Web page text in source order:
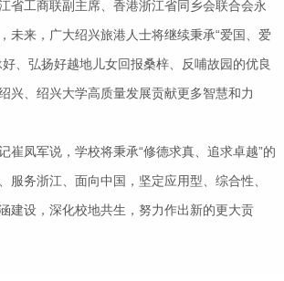
工商联副主席、香港浙江省同乡会联合会永
未来，广大绍兴旅港人士将继续秉承“爱国、爱
、弘扬好越地儿女回报桑梓、反哺故园的优良
兴、绍兴大学高质量发展贡献更多智慧和力
凤军说，学校将秉承“修德求真、追求卓越”的
服务浙江、面向中国，坚定应用型、综合性、
建设，深化校地共生，努力作出新的更大贡